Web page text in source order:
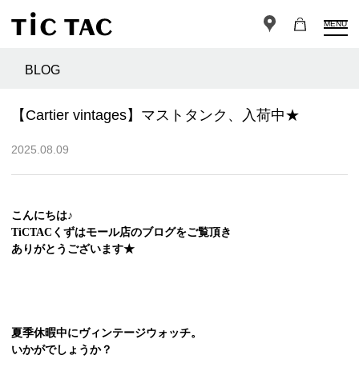
MENU
BLOG
【Cartier vintages】マストタンク、入荷中★
2025.08.09
こんにちは♪
TiCTACくずはモール店のブログをご覧頂き
ありがとうございます★
夏季休暇中にヴィンテージウォッチ。
いかがでしょうか？